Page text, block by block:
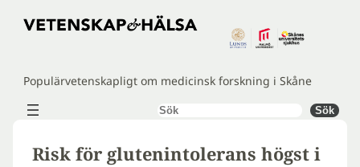
Hoppa
Populärvetenskapligt om medicinsk forskning i Skåne
Sök Sök
Risk för glutenintolerans högst i